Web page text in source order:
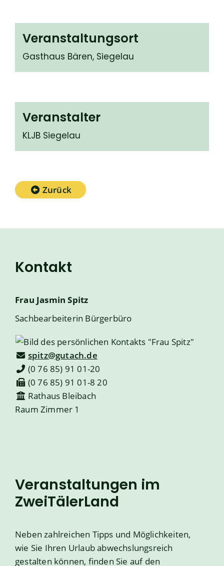
Veranstaltungsort
Gasthaus Bären, Siegelau
Veranstalter
KLJB Siegelau
Zurück
Kontakt
Frau Jasmin Spitz
Sachbearbeiterin Bürgerbüro
spitz@gutach.de
(0 76 85) 91 01-20
(0 76 85) 91 01-8 20
Rathaus Bleibach
Raum Zimmer 1
Veranstaltungen im
ZweiTälerLand
Neben zahlreichen Tipps und Möglichkeiten,
wie Sie Ihren Urlaub abwechslungsreich
gestalten können, finden Sie auf den